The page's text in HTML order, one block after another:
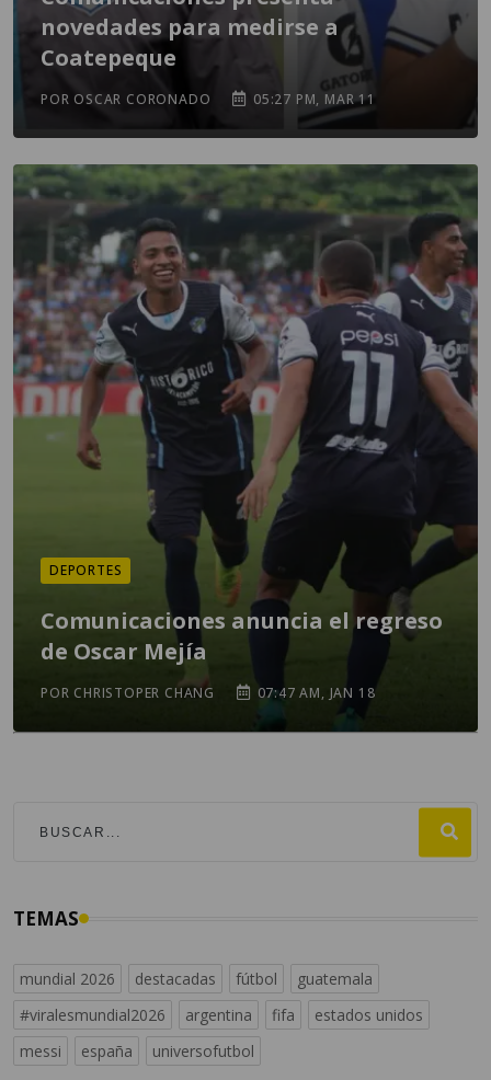
novedades para medirse a
Coatepeque
POR OSCAR CORONADO 05:27 PM, MAR 11
DEPORTES
Comunicaciones anuncia el regreso
de Oscar Mejía
POR CHRISTOPER CHANG 07:47 AM, JAN 18
TEMAS
mundial 2026 destacadas fútbol
guatemala
#viralesmundial2026
argentina fifa
estados unidos
messi
españa universofutbol